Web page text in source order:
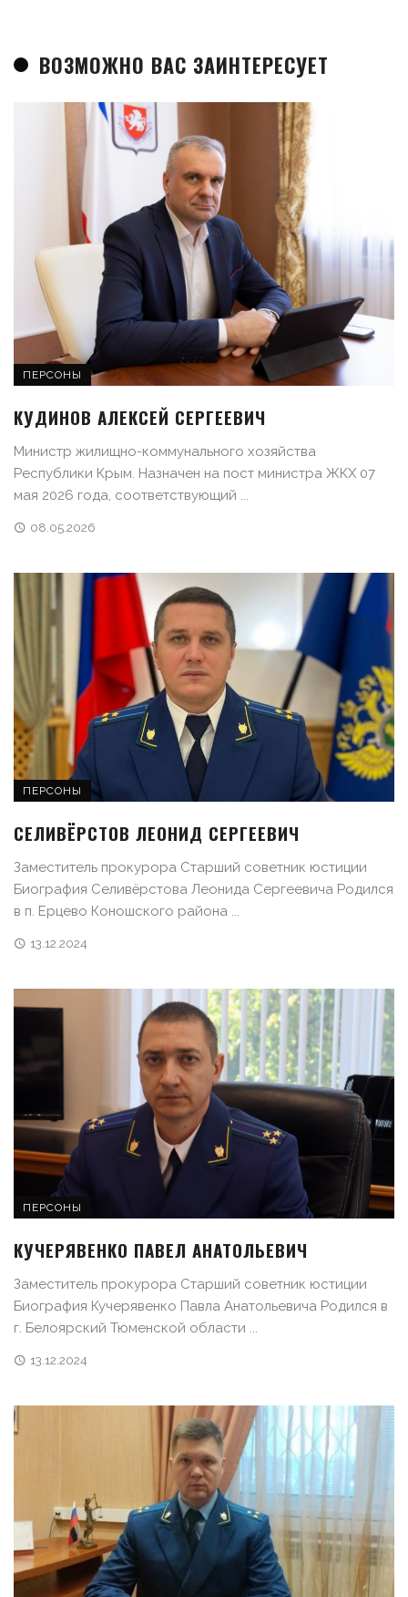
ВОЗМОЖНО ВАС ЗАИНТЕРЕСУЕТ
ПЕРСОНЫ
КУДИНОВ АЛЕКСЕЙ СЕРГЕЕВИЧ
Министр жилищно-коммунального хозяйства
Республики Крым. Назначен на пост министра ЖКХ 07
мая 2026 года, соответствующий ...
08.05.2026
ПЕРСОНЫ
СЕЛИВЁРСТОВ ЛЕОНИД СЕРГЕЕВИЧ
Заместитель прокурора Старший советник юстиции
Биография Селивёрстова Леонида Сергеевича Родился
в п. Ерцево Коношского района ...
13.12.2024
ПЕРСОНЫ
КУЧЕРЯВЕНКО ПАВЕЛ АНАТОЛЬЕВИЧ
Заместитель прокурора Старший советник юстиции
Биография Кучерявенко Павла Анатольевича Родился в
г. Белоярский Тюменской области ...
13.12.2024